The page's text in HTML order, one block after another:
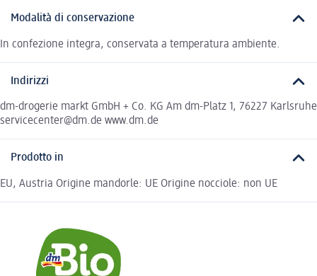
Modalità di conservazione
In confezione integra, conservata a temperatura ambiente.
Indirizzi
dm-drogerie markt GmbH + Co. KG Am dm-Platz 1, 76227 Karlsruhe
servicecenter@dm.de www.dm.de
Prodotto in
EU, Austria Origine mandorle: UE Origine nocciole: non UE